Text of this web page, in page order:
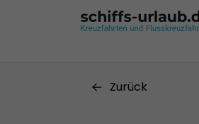
Zurück